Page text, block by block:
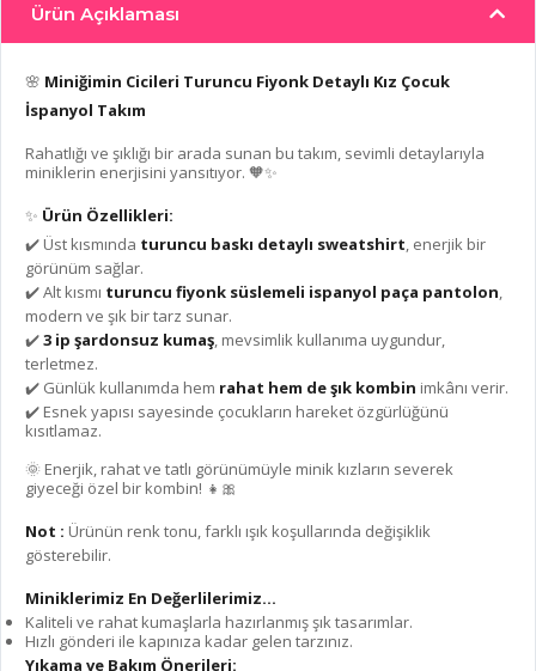
Ürün Açıklaması
🌸 Miniğimin Cicileri Turuncu Fiyonk Detaylı Kız Çocuk
İspanyol Takım
Rahatlığı ve şıklığı bir arada sunan bu takım, sevimli detaylarıyla
miniklerin enerjisini yansıtıyor. 🧡✨
✨ Ürün Özellikleri:
✔️ Üst kısmında turuncu baskı detaylı sweatshirt , enerjik bir
görünüm sağlar.
✔️ Alt kısmı turuncu fiyonk süslemeli ispanyol paça pantolon
modern ve şık bir tarz sunar.
✔️3 ip şardonsuz kumaş , mevsimlik kullanıma uygundur,
terletmez.
✔️ Günlük kullanımda hem rahat hem de şık kombin imkânı verir.
✔️ Esnek yapısı sayesinde çocukların hareket özgürlüğünü
kısıtlamaz.
🌞 Enerjik, rahat ve tatlı görünümüyle minik kızların severek
giyeceği özel bir kombin! 👧🎀
Not : Ürünün renk tonu, farklı ışık koşullarında değişiklik
gösterebilir.
Miniklerimiz En Değerlilerimiz...
Kaliteli ve rahat kumaşlarla hazırlanmış şık tasarımlar.
Hızlı gönderi ile kapınıza kadar gelen tarzınız.
Yıkama ve Bakım Önerileri: